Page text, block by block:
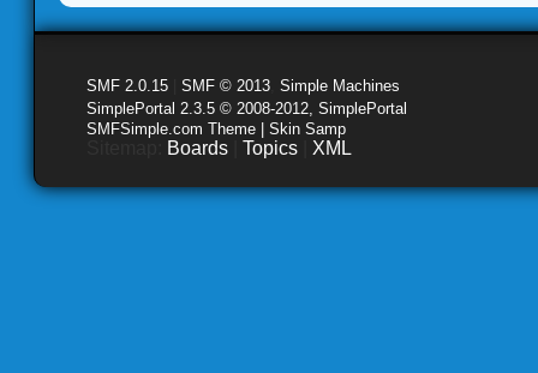
SMF 2.0.15 SMF © 2013 Simple Machines
SimplePortal 2.3.5 © 2008-2012, SimplePortal
SMFSimple.com Theme | Skin Samp
Boards Topics XML